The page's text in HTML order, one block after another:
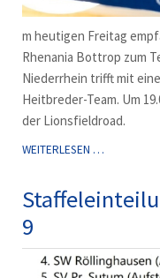
m heutigen Freitag
Rhenania Bottrop zum
Niederrhein trifft mit
Heitbreder-Team. Um
der Lionsfieldroad.
WEITERLESEN …HEUTE
GEGEN
9